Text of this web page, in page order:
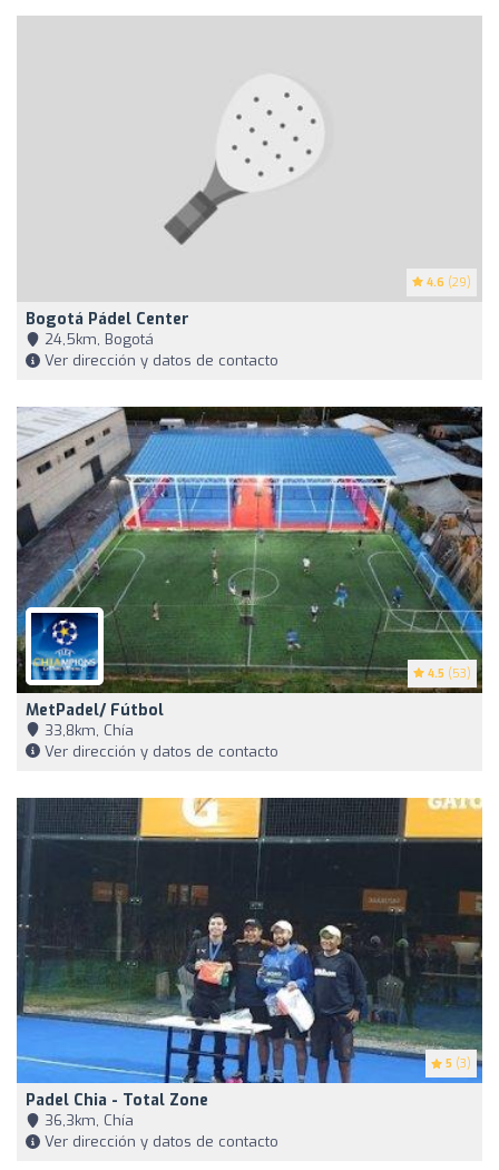
4.6 (29)
Bogotá Pádel Center
24,5km, Bogotá
Ver dirección y datos de contacto
4.5 (53)
MetPadel/ Fútbol
33,8km, Chía
Ver dirección y datos de contacto
5 (3)
Padel Chia - Total Zone
36,3km, Chía
Ver dirección y datos de contacto